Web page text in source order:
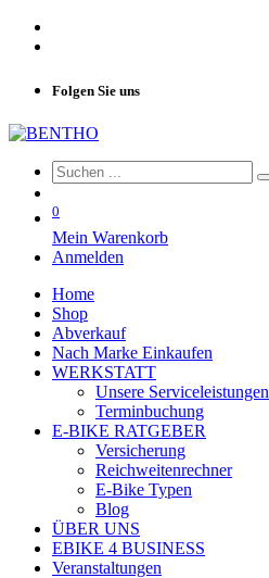
Folgen Sie uns
0
Mein Warenkorb
Anmelden
Home
Shop
Abverkauf
Nach Marke Einkaufen
WERKSTATT
Unsere Serviceleistungen
Terminbuchung
E-BIKE RATGEBER
Versicherung
Reichweitenrechner
E-Bike Typen
Blog
ÜBER UNS
EBIKE 4 BUSINESS
Veranstaltungen